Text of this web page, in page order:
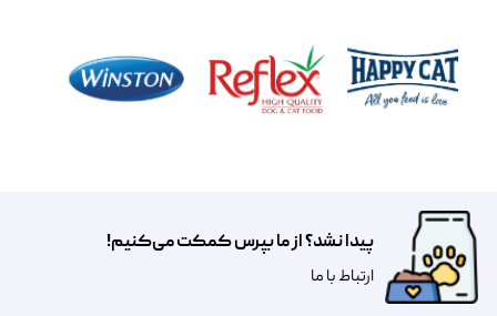
پیدا نشد؟ از ما بپرس کمکت می‌کنیم!
​​​ارتباط با ما